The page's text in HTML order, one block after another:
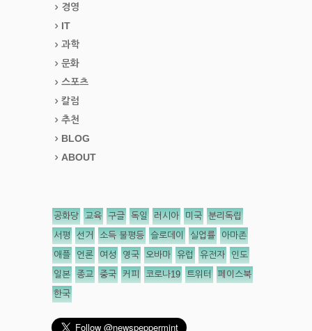
경영
IT
과학
문화
스포츠
칼럼
추천
BLOG
ABOUT
공화당 교육 구글 독일 러시아 미국 분리독립
서평 선거 소득 불평등 슬로데이 실업률 아마존
애플 언론 여성 영국 오바마 유럽 유전자 인도
일본 종교 중국 커피 코로나19 트위터 페이스북
한국